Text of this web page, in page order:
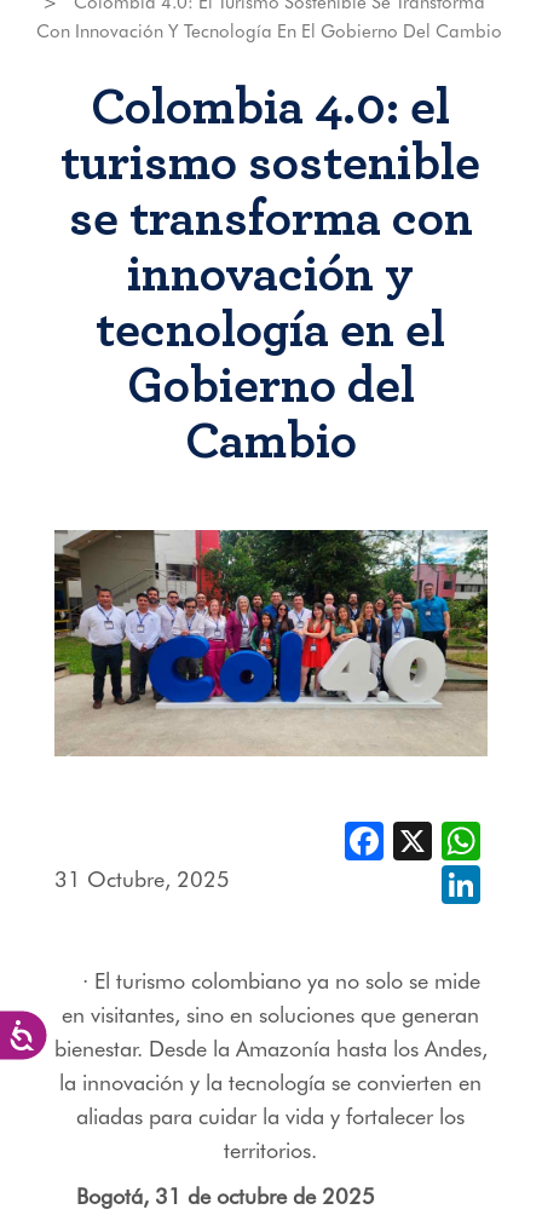
Accesibilidad
Con Innovación Y Tecnología En El Gobierno Del Cambio
Colombia 4.0: el
turismo sostenible
se transforma con
innovación y
tecnología en el
Gobierno del
Cambio
31 Octubre, 2025
Facebook
X
· El turismo colombiano ya no solo se mide
en visitantes, sino en soluciones que generan
bienestar. Desde la Amazonía hasta los Andes,
la innovación y la tecnología se convierten en
aliadas para cuidar la vida y fortalecer los
territorios.
Bogotá, 31 de octubre de 2025